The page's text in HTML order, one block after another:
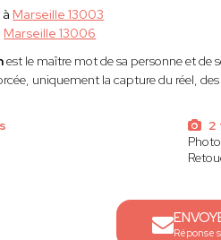
Marseille 13003
Marseille 13006
est le maître mot de sa personne et de
uniquement la capture du réel,
2
Réponse